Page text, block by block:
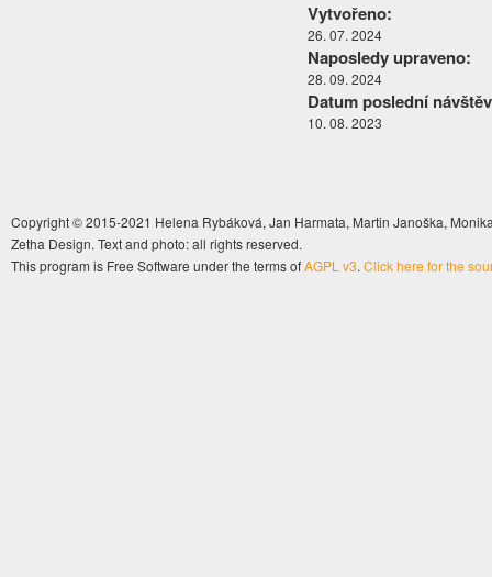
Vytvořeno:
26. 07. 2024
Naposledy upraveno:
28. 09. 2024
Datum poslední
10. 08. 2023
Copyright © 2015-2021 Helena Rybáková, Jan Harmata, Martin Janoška,
Zetha Design. Text and photo: all rights reserved.
This program is Free Software under the terms ofAGPL v3. Click here for the